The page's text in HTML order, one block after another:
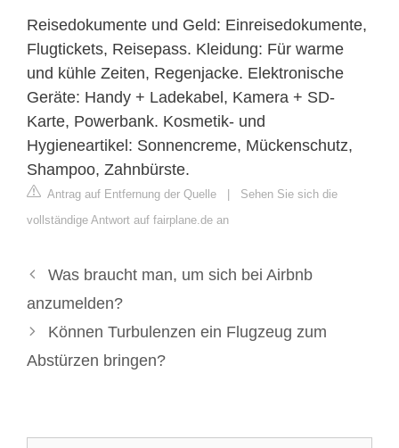
Reisedokumente und Geld: Einreisedokumente,
Flugtickets, Reisepass. Kleidung: Für warme
und kühle Zeiten, Regenjacke. Elektronische
Geräte: Handy + Ladekabel, Kamera + SD-
Karte, Powerbank. Kosmetik- und
Hygieneartikel: Sonnencreme, Mückenschutz,
Shampoo, Zahnbürste.
Antrag auf Entfernung der Quelle | Sehen Sie sich die
vollständige Antwort auf fairplane.de an
Was braucht man, um sich bei Airbnb
anzumelden?
Können Turbulenzen ein Flugzeug zum
Abstürzen bringen?